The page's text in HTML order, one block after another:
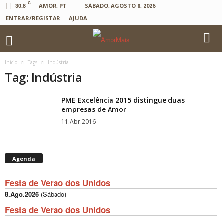
30.8 C AMOR, PT
SÁBADO, AGOSTO 8, 2026
ENTRAR/REGISTAR
AJUDA
Início Tags Indústria
Tag: Indústria
PME Excelência 2015 distingue duas
empresas de Amor
11.Abr.2016
Agenda
Festa de Verao dos Unidos
8.Ago.2026 (Sábado)
Festa de Verao dos Unidos